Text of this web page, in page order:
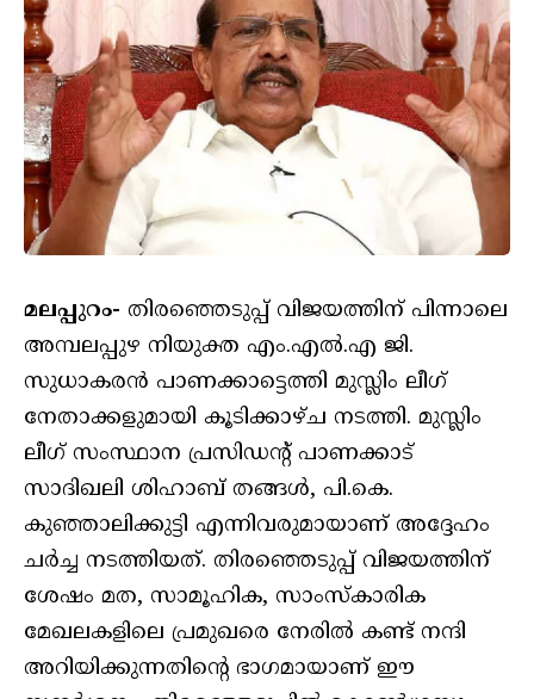
മലപ്പുറം- തിരഞ്ഞെടുപ്പ് വിജയത്തിന് പിന്നാലെ
അമ്പലപ്പുഴ നിയുക്ത എം.എൽ.എ ജി.
സുധാകരൻ പാണക്കാട്ടെത്തി മുസ്ലിം ലീഗ്
നേതാക്കളുമായി കൂടിക്കാഴ്ച നടത്തി. മുസ്ലിം
ലീഗ് സംസ്ഥാന പ്രസിഡന്റ് പാണക്കാട്
സാദിഖലി ശിഹാബ് തങ്ങൾ, പി.കെ.
കുഞ്ഞാലിക്കുട്ടി എന്നിവരുമായാണ് അദ്ദേഹം
ചർച്ച നടത്തിയത്. തിരഞ്ഞെടുപ്പ് വിജയത്തിന്
ശേഷം മത, സാമൂഹിക, സാംസ്കാരിക
മേഖലകളിലെ പ്രമുഖരെ നേരിൽ കണ്ട് നന്ദി
അറിയിക്കുന്നതിന്റെ ഭാഗമായാണ് ഈ